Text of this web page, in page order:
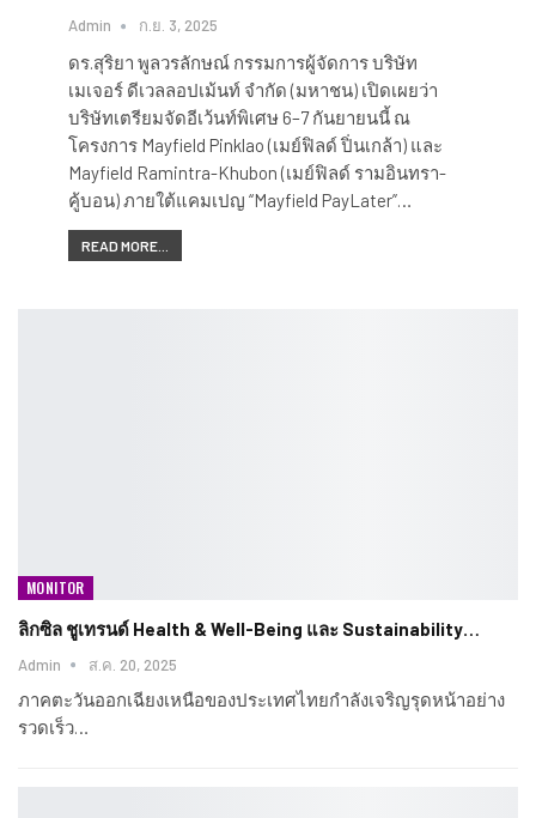
Admin ก.ย. 3, 2025
ดร.สุริยา พูลวรลักษณ์ กรรมการผู้จัดการ บริษัท
เมเจอร์ ดีเวลลอปเม้นท์ จำกัด (มหาชน) เปิดเผยว่า
บริษัทเตรียมจัดอีเว้นท์พิเศษ 6–7 กันยายนนี้ ณ
โครงการ Mayfield Pinklao (เมย์ฟิลด์ ปิ่นเกล้า) และ
Mayfield Ramintra-Khubon (เมย์ฟิลด์ รามอินทรา-
คู้บอน) ภายใต้แคมเปญ “Mayfield PayLater”…
READ MORE...
MONITOR
ลิกซิล ชูเทรนด์ Health & Well-Being และ Sustainability…
Admin ส.ค. 20, 2025
ภาคตะวันออกเฉียงเหนือของประเทศไทยกำลังเจริญรุดหน้าอย่าง
รวดเร็ว…